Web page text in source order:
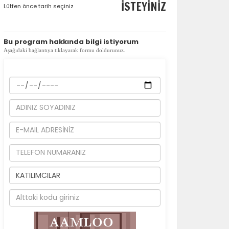
Lütfen önce tarih seçiniz İSTEYİNİZ
​Bu program hakkında bilgi istiyorum
Aşağıdaki bağlantıya tıklayarak formu doldurunuz.